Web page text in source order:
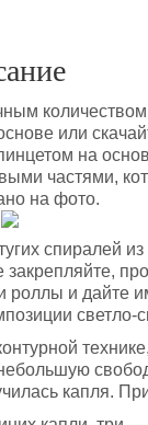
или
на
частями,
на фото.
спиралей
закрепляйте,
роллы и дайте
светло-
капля.